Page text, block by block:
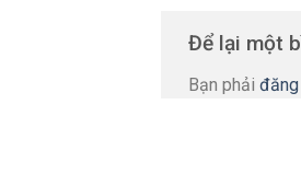
Để lại một
Bạn phải